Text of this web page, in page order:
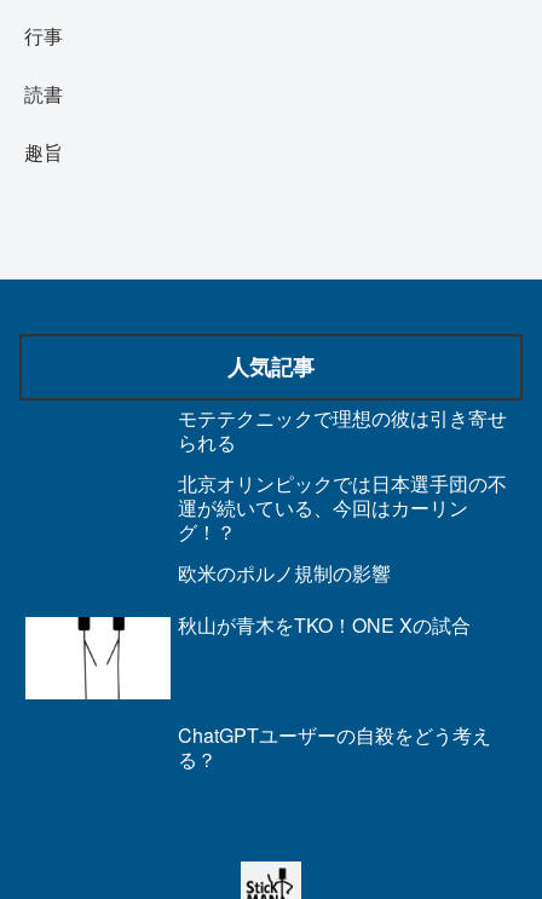
行事
読書
趣旨
人気記事
モテテクニックで理想の彼は引き寄せ
られる
北京オリンピックでは日本選手団の不
運が続いている、今回はカーリン
グ！？
欧米のポルノ規制の影響
秋山が青木をTKO！ONE Xの試合
ChatGPTユーザーの自殺をどう考え
る？